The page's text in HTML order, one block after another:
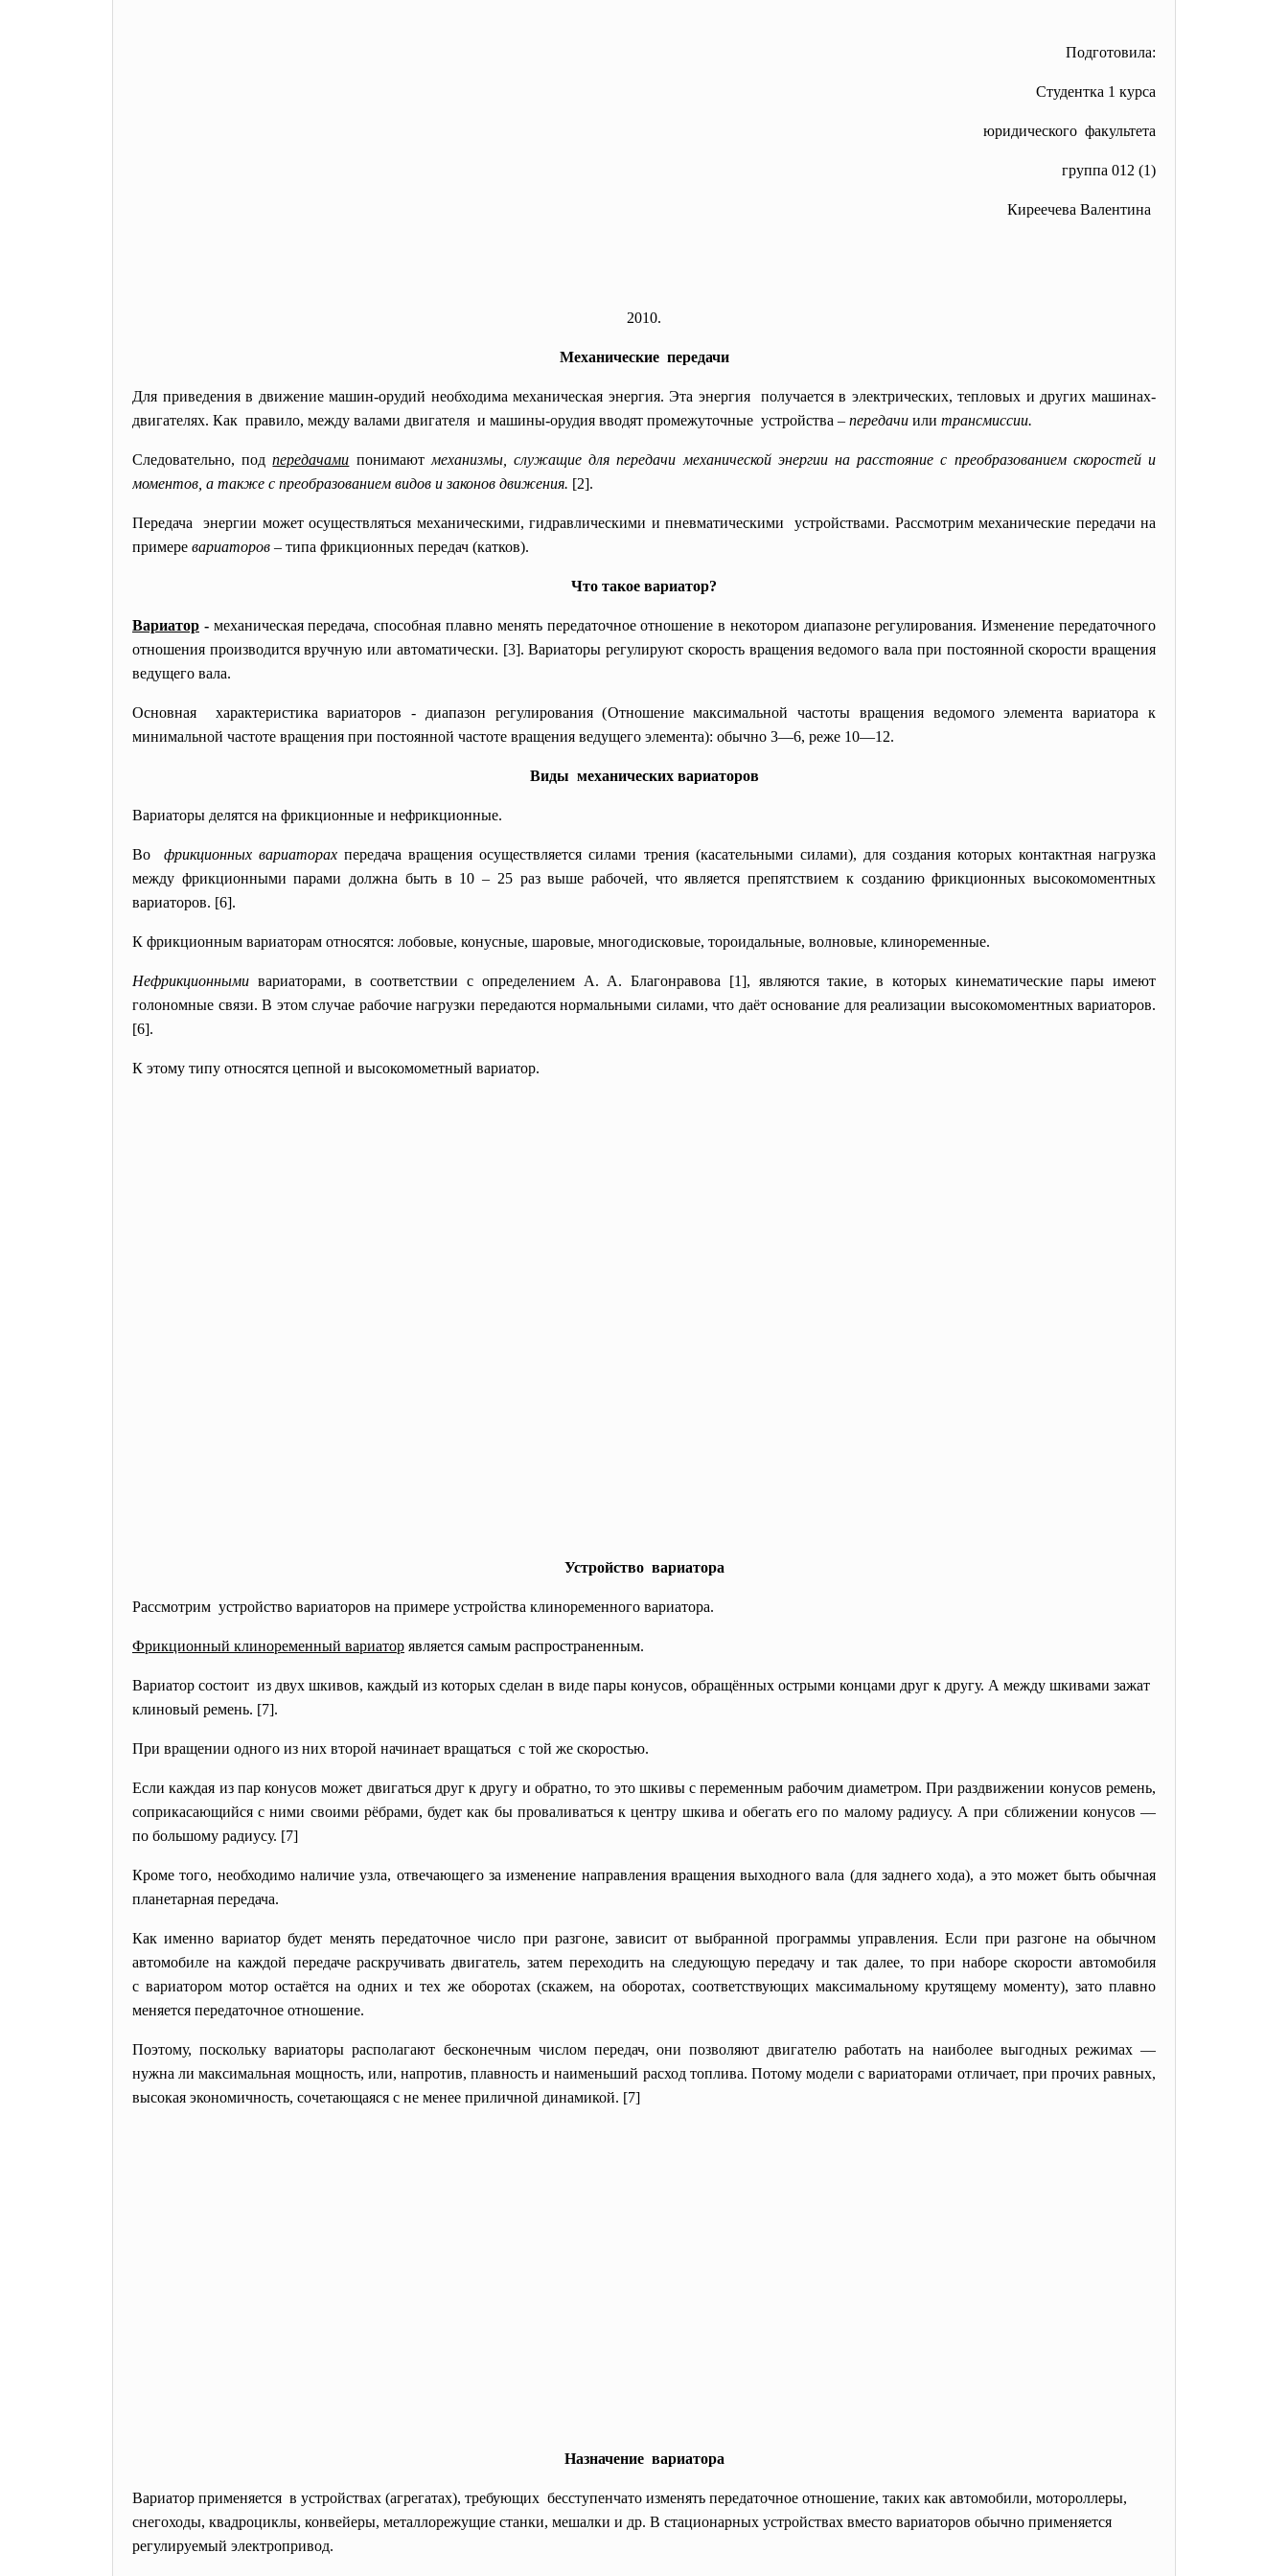
Подготовила:
Студентка 1 курса
юридического факультета
группа 012 (1)
Киреечева Валентина
2010.
Механические передачи
Для приведения в движение машин-орудий необходима механическая энергия. Эта энергия получается в электрических, тепловых и других машинах-
двигателях. Как правило, между валами двигателя и машины-орудия вводят промежуточные устройства – передачи или трансмиссии.
Следовательно, подпередачами понимаютмеханизмы, служащие для передачи механической энергии на расстояние с преобразованием скоростей и
моментов, а также с преобразованием видов и законов движения. [2].
Передача энергии может осуществляться механическими, гидравлическими и пневматическими устройствами. Рассмотрим механические передачи на
примере вариаторов – типа фрикционных передач (катков).
Что такое вариатор?
Вариатор - механическая передача, способная плавно менять передаточное отношение в некотором диапазоне регулирования. Изменение передаточного
отношения производится вручную или автоматически. [3]. Вариаторы регулируют скорость вращения ведомого вала при постоянной скорости вращения
ведущего вала.
Основная характеристика вариаторов - диапазон регулирования (Отношение максимальной частоты вращения ведомого элемента вариатора к
минимальной частоте вращения при постоянной частоте вращения ведущего элемента): обычно 3—6, реже 10—12.
Виды механических вариаторов
Вариаторы делятся на фрикционные и нефрикционные.
Во фрикционных вариаторахпередача вращения осуществляется силами трения (касательными силами), для создания которых контактная нагрузка
между фрикционными парами должна быть в 10 – 25 раз выше рабочей, что является препятствием к созданию фрикционных высокомоментных
вариаторов. [6].
К фрикционным вариаторам относятся: лобовые, конусные, шаровые, многодисковые, тороидальные, волновые, клиноременные.
Нефрикционными вариаторами, в соответствии с определением А. А. Благонравова [1], являются такие, в которых кинематические пары имеют
голономные связи. В этом случае рабочие нагрузки передаются нормальными силами, что даёт основание для реализации высокомоментных вариаторов.
[6].
К этому типу относятся цепной и высокомометный вариатор.
Устройство вариатора
Рассмотрим устройство вариаторов на примере устройства клиноременного вариатора.
Фрикционный клиноременный вариатор является самым распространенным.
Вариатор состоит из двух шкивов, каждый из которых сделан в виде пары конусов, обращённых острыми концами друг к другу. А между шкивами зажат
клиновый ремень. [7].
При вращении одного из них второй начинает вращаться с той же скоростью.
Если каждая из пар конусов может двигаться друг к другу и обратно, то это шкивы с переменным рабочим диаметром. При раздвижении конусов ремень,
соприкасающийся с ними своими рёбрами, будет как бы проваливаться к центру шкива и обегать его по малому радиусу. А при сближении конусов —
по большому радиусу. [7]
Кроме того, необходимо наличие узла, отвечающего за изменение направления вращения выходного вала (для заднего хода), а это может быть обычная
планетарная передача.
Как именно вариатор будет менять передаточное число при разгоне, зависит от выбранной программы управления. Если при разгоне на обычном
автомобиле на каждой передаче раскручивать двигатель, затем переходить на следующую передачу и так далее, то при наборе скорости автомобиля
с вариатором мотор остаётся на одних и тех же оборотах (скажем, на оборотах, соответствующих максимальному крутящему моменту), зато плавно
меняется передаточное отношение.
Поэтому, поскольку вариаторы располагают бесконечным числом передач, они позволяют двигателю работать на наиболее выгодных режимах —
нужна ли максимальная мощность, или, напротив, плавность и наименьший расход топлива. Потому модели с вариаторами отличает, при прочих равных,
высокая экономичность, сочетающаяся с не менее приличной динамикой. [7]
Назначение вариатора
Вариатор применяется в устройствах (агрегатах), требующих бесступенчато изменять передаточное отношение, таких как автомобили, мотороллеры,
снегоходы, квадроциклы, конвейеры, металлорежущие станки, мешалки и др. В стационарных устройствах вместо вариаторов обычно применяется
регулируемый электропривод.